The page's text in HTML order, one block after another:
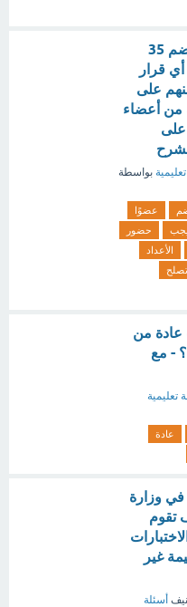
إذا كانت جمعية علمية تضم 35
قرار
حضور 60٪ منهم على
من أعضاء
على
بواسطة
عضوًا
يجب
حضور
الأعداد
تصلح
عادة من
- مع
تعليمية
عادة
وزارة
تقوم
غير
أسئلة